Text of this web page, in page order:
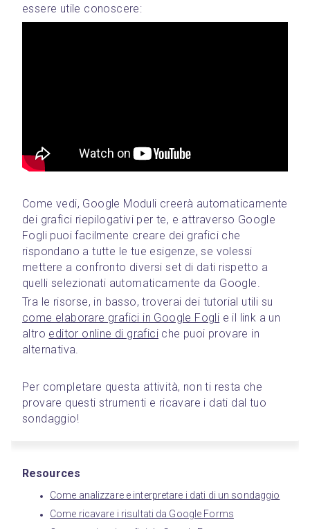
essere utile conoscere:
Come vedi, Google Moduli creerà automaticamente
dei grafici riepilogativi per te, e attraverso Google
Fogli puoi facilmente creare dei grafici che
rispondano a tutte le tue esigenze, se volessi
mettere a confronto diversi set di dati rispetto a
quelli selezionati automaticamente da Google.
come elaborare grafici in Google Fogli e il link a un
altro editor online di grafici che puoi provare in
alternativa.
Per completare questa attività, non ti resta che
provare questi strumenti e ricavare i dati dal tuo
sondaggio!
Resources
Come analizzare e interpretare i dati di un sondaggio
Come ricavare i risultati da Google Forms